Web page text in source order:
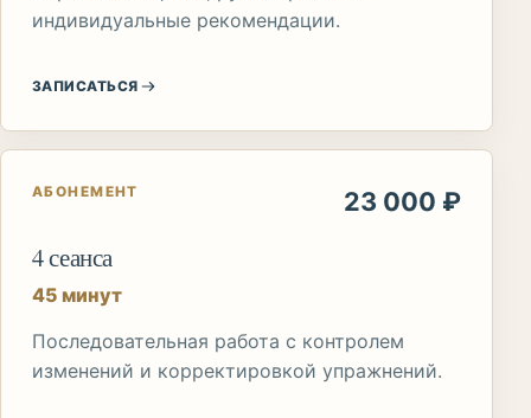
индивидуальные рекомендации.
ЗАПИСАТЬСЯ
АБОНЕМЕНТ 23 000 ₽
4 сеанса
45 минут
Последовательная работа с контролем
изменений и корректировкой упражнений.